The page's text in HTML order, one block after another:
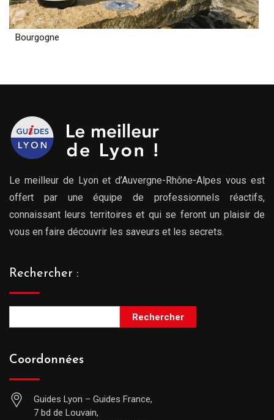
Bourgogne
Le meilleur de Lyon et d’Auvergne-Rhône-Alpes vous est
offert par une équipe de professionnels réactifs,
connaissant leurs territoires et qui se feront un plaisir de
vous en faire découvrir les saveurs et les secrets.
Rechercher :
Rechercher
Coordonnées
Guides Lyon – Guides France,
7 bd de Louvain,